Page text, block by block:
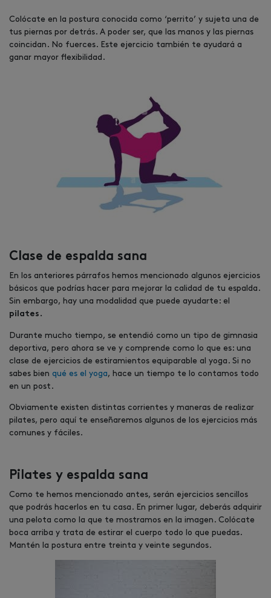
Colócate en la postura conocida como ‘perrito’ y sujeta una de
tus piernas por detrás. A poder ser, que las manos y las piernas
coincidan. No fuerces. Este ejercicio también te ayudará a
ganar mayor flexibilidad.
Clase de espalda sana
En los anteriores párrafos hemos mencionado algunos ejercicios
básicos que podrías hacer para mejorar la calidad de tu espalda.
Sin embargo, hay una modalidad que puede ayudarte: el
pilates.
Durante mucho tiempo, se entendió como un tipo de gimnasia
deportiva, pero ahora se ve y comprende como lo que es: una
clase de ejercicios de estiramientos equiparable al yoga. Si no
sabes bien qué es el yoga, hace un tiempo te lo contamos todo
en un post.
Obviamente existen distintas corrientes y maneras de realizar
pilates, pero aquí te enseñaremos algunos de los ejercicios más
comunes y fáciles.
Pilates y espalda sana
Como te hemos mencionado antes, serán ejercicios sencillos
que podrás hacerlos en tu casa. En primer lugar, deberás adquirir
una pelota como la que te mostramos en la imagen. Colócate
boca arriba y trata de estirar el cuerpo todo lo que puedas.
Mantén la postura entre treinta y veinte segundos.